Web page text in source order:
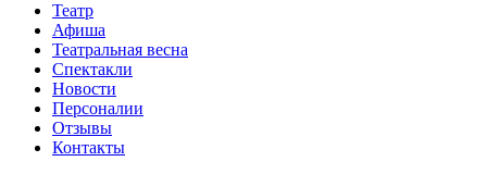
Театр
Афиша
Театральная весна
Спектакли
Новости
Персоналии
Отзывы
Контакты